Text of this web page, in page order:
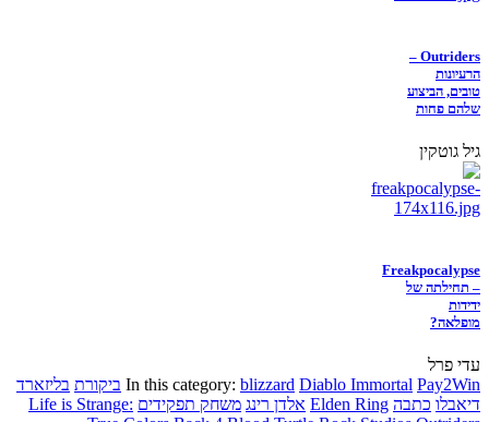
Outriders –
הרעיונות
טובים, הביצוע
שלהם פחות
גיל גוטקין
Freakpocalypse
– תחילתה של
ידידות
מופלאה?
עדי פרל
In this category: blizzard Diablo Immortal Pay2Win ביקורת בליזארד
דיאבלו כתבה Elden Ring אלדן רינג משחק תפקידים Life is Strange: